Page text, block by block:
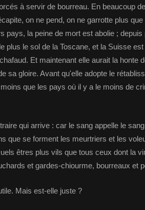
à servir de bourreau. En beaucoup
on ne pend, on ne garrotte plus
pays, la peine de mort est abolie ;
plus le sol de la Toscane, et la Suisse
Et maintenant elle aurait la honte
sa gloire. Avant qu'elle adopte le
que les pays où il y a le moins de
qui arrive : car le sang appelle le
que se forment les meurtriers et les
êtres plus vils que tous ceux dont la
et gardes-chiourme, bourreaux et
Mais est-elle juste ?